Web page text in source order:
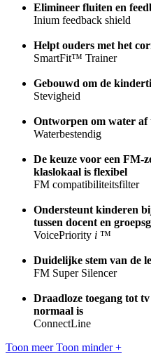
Elimineer fluiten en
Inium feedback shield
Helpt ouders met het
SmartFit™ Trainer
Gebouwd om de
Stevigheid
Ontworpen om water af
Waterbestendig
De keuze voor een FM-
klaslokaal is flexibel
FM compatibiliteitsfilter
Ondersteunt kinderen
tussen docent en
VoicePriority i ™
Duidelijke stem van de
FM Super Silencer
Draadloze toegang tot
normaal is
ConnectLine
Toon meer Toon minder +